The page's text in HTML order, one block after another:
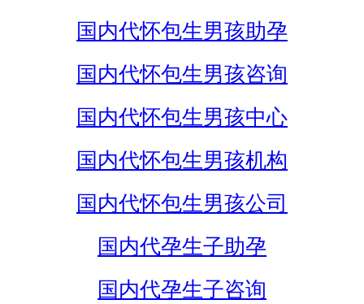
国内代怀包生男孩助孕
国内代怀包生男孩咨询
国内代怀包生男孩中心
国内代怀包生男孩机构
国内代怀包生男孩公司
国内代孕生子助孕
国内代孕生子咨询